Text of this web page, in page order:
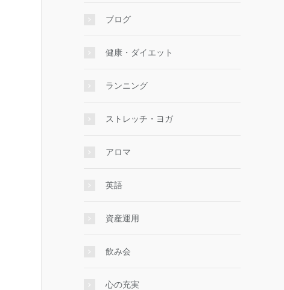
ブログ
健康・ダイエット
ランニング
ストレッチ・ヨガ
アロマ
英語
資産運用
飲み会
心の充実